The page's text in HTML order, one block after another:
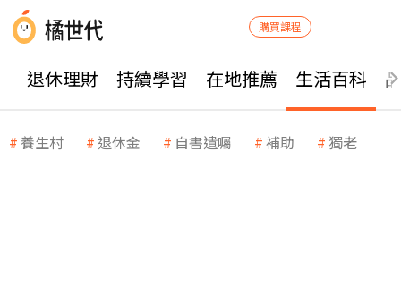
購買課程
退休理財 持續學習 在地推薦 生活百科
養生村 退休金 自書遺囑 補助 獨老